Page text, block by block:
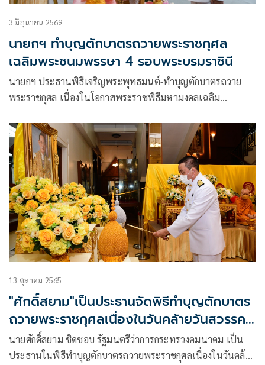
3 มิถุนายน 2569
นายกฯ ทำบุญตักบาตรถวายพระราชกุศล
เฉลิมพระชนมพรรษา 4 รอบพระบรมราชินี
นายกฯ ประธานพิธีเจริญพระพุทธมนต์-ทำบุญตักบาตรถวาย
พระราชกุศล เนื่องในโอกาสพระราชพิธีมหามงคลเฉลิม
มิถุนายน 2569
13 ตุลาคม 2565
"ศักดิ์สยาม"เป็นประธานจัดพิธีทำบุญตักบาตร
ถวายพระราชกุศลเนื่องในวันคล้ายวันสวรรคต
พระบาทสมเด็จพระบรมชนกาธิเบศร มหา
ภูมิพลอดุลยเดชมหาราช บรมนาถบพิตร วันที่
นายศักดิ์สยาม ชิดชอบ รัฐมนตรีว่าการกระทรวงคมนาคม เป็น
ประธานในพิธีทำบุญตักบาตรถวายพระราชกุศลเนื่องในวันคล้าย